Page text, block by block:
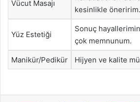
Vücut Masajı
kesinlikle öneririm.
Yüz Estetiği
Sonuç
çok memnunum.
Manikür/Pedikür Hijyen ve kalite